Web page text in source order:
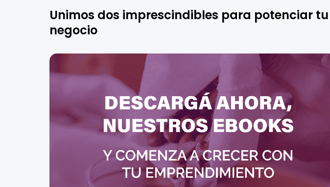
Unimos dos imprescindibles para potenciar tu
negocio